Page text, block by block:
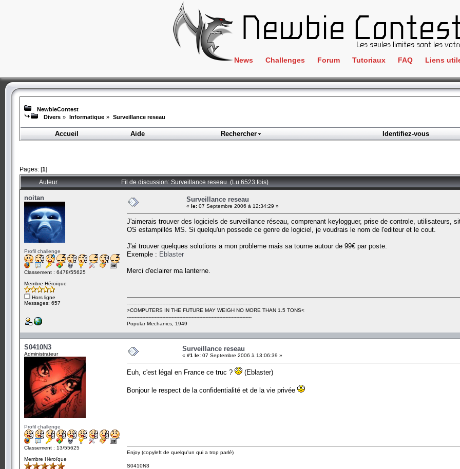
News Challenges
Crackme
ClientSide
Forensics
Programmation
Wargame
Tous les challenges
Forum Tutoriaux FAQ Liens
IRC
NewbieContest
Divers » Informatique » Surveillance reseau
Accueil
Aide Rechercher Identifiez-vous
Pages: [1]
Auteur Fil de discussion: Surveillance reseau (Lu 6523 fois)
noitan
Profil challenge
Classement : 6478/55625
Membre Héroïque
Hors ligne
Messages: 657
Surveillance reseau
« le: 07 Septembre 2006 à 12:34:29 »
J'aimerais trouver des logiciels de surveillance réseau, comprenant keylogguer, prise de controle, utilisateurs,
OS estampillés MS. Si quelqu'un possede ce genre de logiciel, je voudrais le nom de l'editeur et le cout.
J'ai trouver quelques solutions a mon probleme mais sa tourne autour de 99€ par poste.
Exemple : Eblaster
Merci d'eclairer ma lanterne.
---------------------------------------------------------------------------------
>COMPUTERS IN THE FUTURE MAY WEIGH NO MORE THAN 1.5 TONS<
---------------------------------------------------------------------------------
Popular Mechanics, 1949
S0410N3
Administrateur
Profil challenge
Classement : 13/55625
Membre Héroïque
Surveillance reseau
« #1 le: 07 Septembre 2006 à 13:06:39 »
Euh, c'est légal en France ce truc ? (Eblaster)
Bonjour le respect de la confidentialité et de la vie privée
Enjoy (copyleft de quelqu'un qui a trop parlé)
S0410N3